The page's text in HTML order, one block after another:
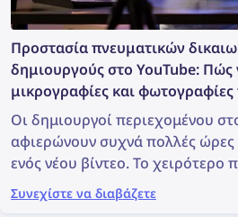
Προστασία πνευματικών
δημιουργούς στο YouTube: Πώς
μικρογραφίες και
Οι δημιουργοί περιεχομένου
αφιερώνουν συχνά πολλές ώρες
ενός νέου βίντεο. Το χειρότερο
συμβεί είναι κάποιος να το
χρησιμοποιήσει χωρίς άδεια
Συνεχίστε να διαβάζετε